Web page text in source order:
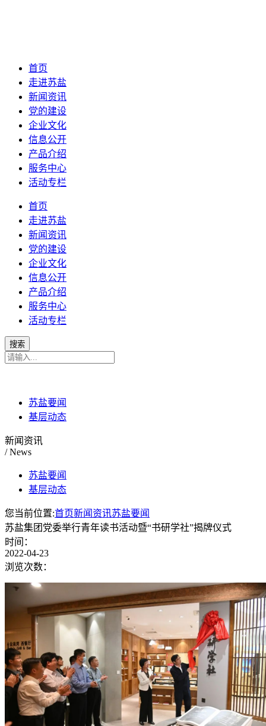
首页
走进苏盐
新闻资讯
党的建设
企业文化
信息公开
产品介绍
服务中心
活动专栏
首页
走进苏盐
新闻资讯
党的建设
企业文化
信息公开
产品介绍
服务中心
活动专栏
苏盐要闻
基层动态
新闻资讯
/ News
苏盐要闻
基层动态
您当前位置:首页新闻资讯苏盐要闻
苏盐集团党委举行青年读书活动暨“书研学社”揭牌仪式
时间：
2022-04-23
浏览次数：